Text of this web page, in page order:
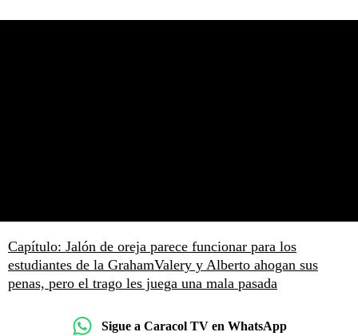
Capítulo: Jalón de oreja parece funcionar para los
estudiantes de la GrahamValery y Alberto ahogan sus
penas, pero el trago les juega una mala pasada
Sigue a Caracol TV en WhatsApp